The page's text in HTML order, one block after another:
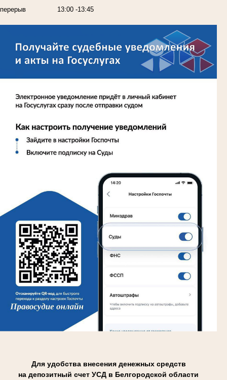
перерыв 13:00 -13:45
Для удобства внесения денежных средств
на депозитный счет УСД в Белгородской области